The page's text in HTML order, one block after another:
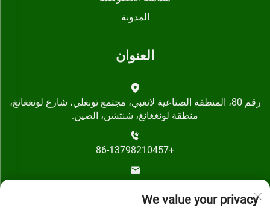
المدونة
العنوان
رقم 80، المنطقة الصناعية لانغبي، مجتمع تونغلي، شارع لونغغانغ،
منطقة لونغغانغ، شنتشن، الصين.
+86-13798210457
We value your privacy